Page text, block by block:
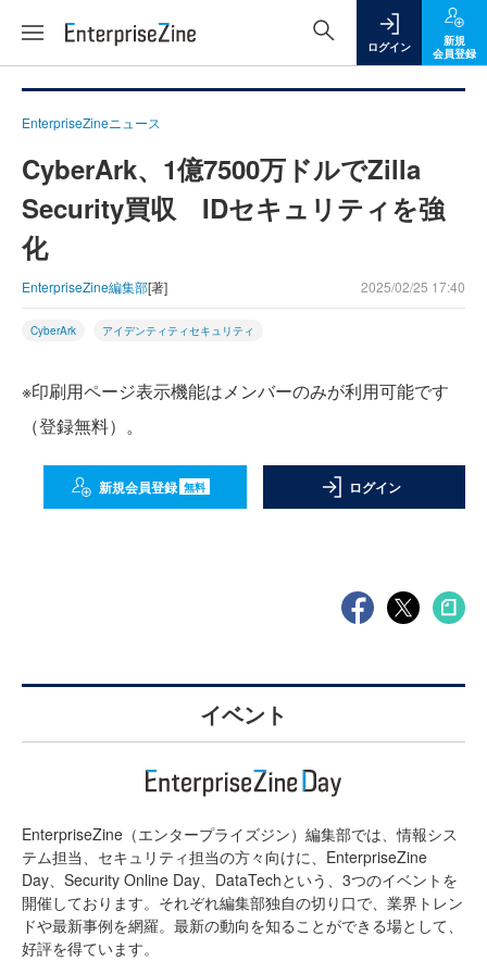
ログイン
新規
会員登録
EnterpriseZineニュース
CyberArk、1億7500万ドルでZilla
Security買収 IDセキュリティを強
化
EnterpriseZine編集部[著] 2025/02/25 17:40
CyberArk アイデンティティセキュリティ
※印刷用ページ表示機能はメンバーのみが利用可能です
（登録無料）。
新規会員登録 無料 ログイン
イベント
EnterpriseZine（エンタープライズジン）編集部では、情報シス
テム担当、セキュリティ担当の方々向けに、EnterpriseZine
Day、Security Online Day、DataTechという、3つのイベントを
開催しております。それぞれ編集部独自の切り口で、業界トレン
ドや最新事例を網羅。最新の動向を知ることができる場として、
好評を得ています。